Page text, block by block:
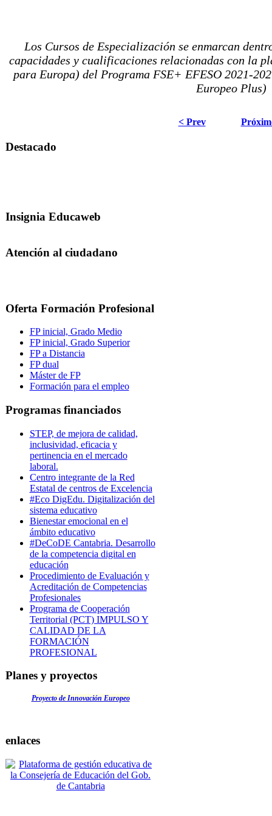
Los Cursos de Especialización se enmarcan
capacidades y cualificaciones relacionadas con la
para Europa) del Programa FSE+ EFESO 2021-
Europeo Plus)
< Prev
Destacado
Insignia Educaweb
Atención al ciudadano
Oferta Formación Profesional
FP inicial, Grado Medio
FP inicial, Grado Superior
FP a Distancia
FP dual
Máster de FP
Formación para el empleo
Programas financiados
STEP, de mejora de calidad,
inclusividad, eficacia y
pertinencia en el mercado
laboral.
Centro integrante de la Red
Estatal de centros de Excelencia
#Eco DigEdu. Digitalización del
sistema educativo
Bienestar emocional en el
ámbito educativo
#DeCoDE Cantabria. Desarrollo
de la competencia digital en
educación
Procedimiento de Evaluación y
Acreditación de Competencias
Profesionales
Programa de Cooperación
Territorial (PCT) IMPULSO Y
CALIDAD DE LA
FORMACIÓN
PROFESIONAL
Planes y proyectos
Proyecto de Innovación Europeo
enlaces